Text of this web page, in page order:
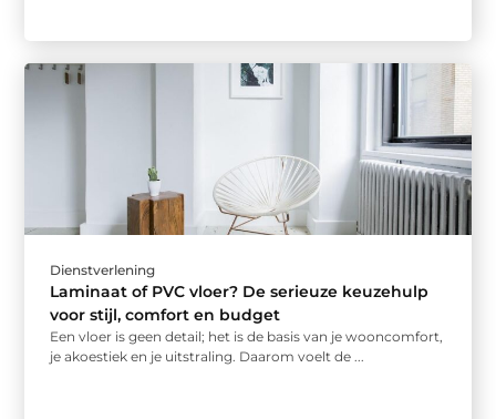
Dienstverlening
Laminaat of PVC vloer? De serieuze keuzehulp
voor stijl, comfort en budget
Een vloer is geen detail; het is de basis van je wooncomfort,
je akoestiek en je uitstraling. Daarom voelt de ...